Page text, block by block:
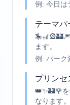
例: 今日は
テーマパ
ます。
例: パーク
プリンセ
👑✨🏰🌹
なります。